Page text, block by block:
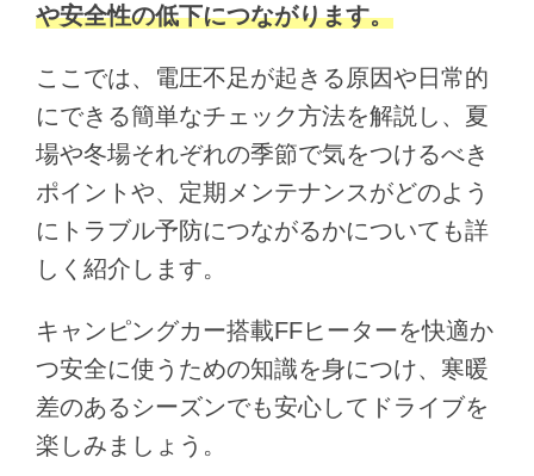
や安全性の低下につながります。
ここでは、電圧不足が起きる原因や日常的
にできる簡単なチェック方法を解説し、夏
場や冬場それぞれの季節で気をつけるべき
ポイントや、定期メンテナンスがどのよう
にトラブル予防につながるかについても詳
しく紹介します。
キャンピングカー搭載FFヒーターを快適か
つ安全に使うための知識を身につけ、寒暖
差のあるシーズンでも安心してドライブを
楽しみましょう。